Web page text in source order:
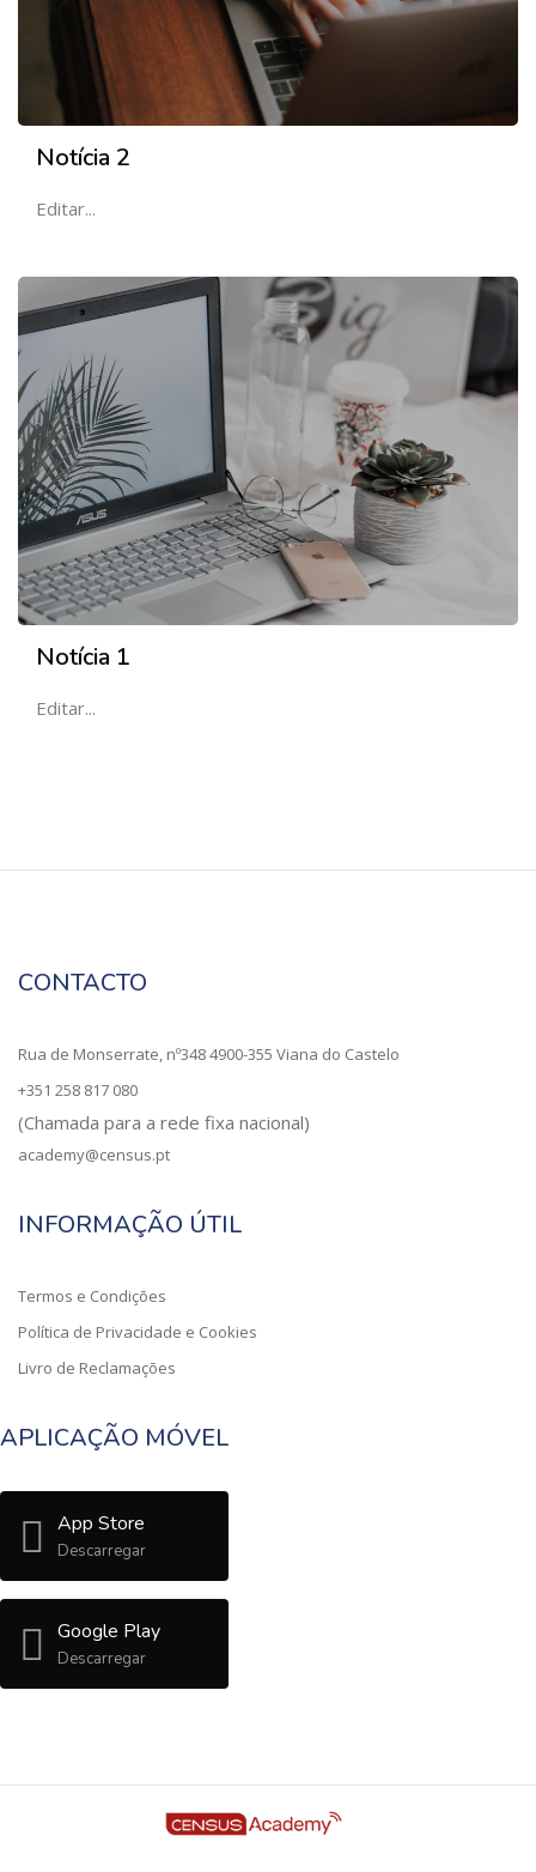
Notícia 2
Editar...
Notícia 1
Editar...
CONTACTO
Rua de Monserrate, nº348 4900-355 Viana do Castelo
+351 258 817 080
(Chamada para a rede fixa nacional)
academy@census.pt
INFORMAÇÃO ÚTIL
Termos e Condições
Política de Privacidade e Cookies
Livro de Reclamações
APLICAÇÃO MÓVEL
App Store
Descarregar
Google Play
Descarregar